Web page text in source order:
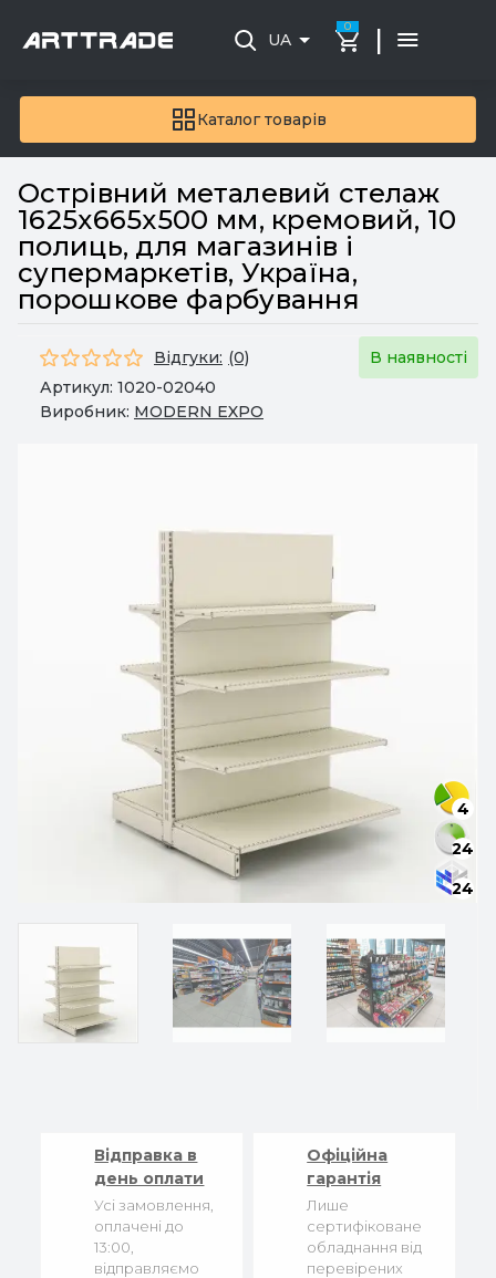
Каталог товарів
UA
0 |
Острівний металевий стелаж
1625x665x500 мм, кремовий, 10
полиць, для магазинів і
супермаркетів, Україна,
порошкове фарбування
Відгуки: (0)
В наявності
Артикул: 1020-02040
Виробник: MODERN EXPO
4
24
24
Відправка в
день оплати
Усі замовлення,
оплачені до
13:00,
відправляємо
Офіційна
гарантія
Лише
сертифіковане
обладнання від
перевірених